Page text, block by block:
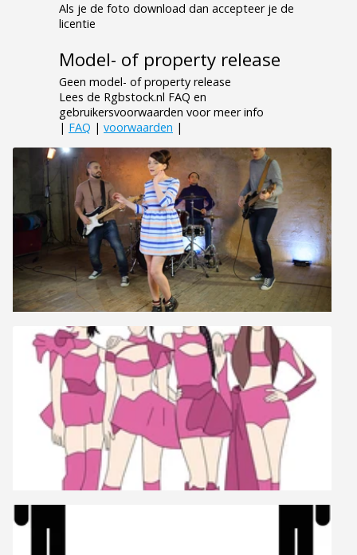
Als je de foto download dan accepteer je de
licentie
Model- of property release
Geen model- of property release
Lees de Rgbstock.nl FAQ en
gebruikersvoorwaarden voor meer info
| FAQ | voorwaarden |